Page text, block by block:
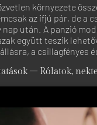
környezete
az ifjú pár, de a
nap után. A panzió
együtt teszik
a csillagfényes
– Rólatok,